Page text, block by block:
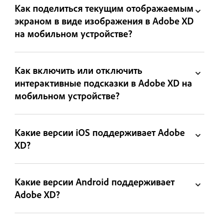
Как поделиться текущим отображаемым
экраном в виде изображения в Adobe XD
на мобильном устройстве?
Как включить или отключить
интерактивные подсказки в Adobe XD на
мобильном устройстве?
Какие версии iOS поддерживает Adobe
XD?
Какие версии Android поддерживает
Adobe XD?